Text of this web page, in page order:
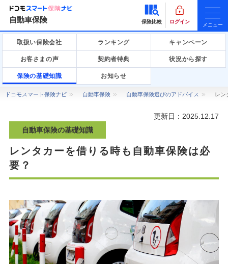
自動車保険 保険比較 ログイン
メニュー
取扱い保険会社 ランキング キャンペーン
お客さまの声 契約者特典 状況から探す
保険の基礎知識 お知らせ
ドコモスマート保険ナビ 自動車保険 自動車保険選びのアドバイス レン
更新日：2025.12.17
自動車保険の基礎知識
レンタカーを借りる時も自動車保険は必
要？